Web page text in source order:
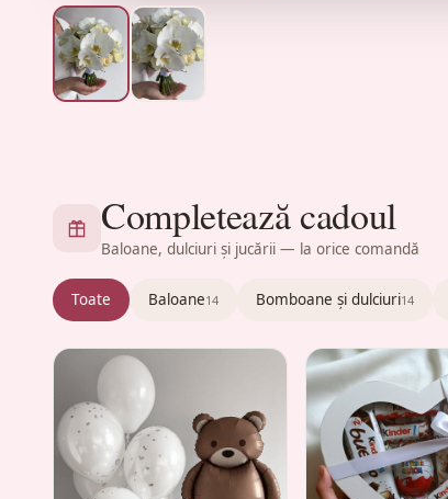
Completează cadoul
Baloane, dulciuri și jucării — la orice comandă
Toate Baloane14 Bomboane și dulciuri14